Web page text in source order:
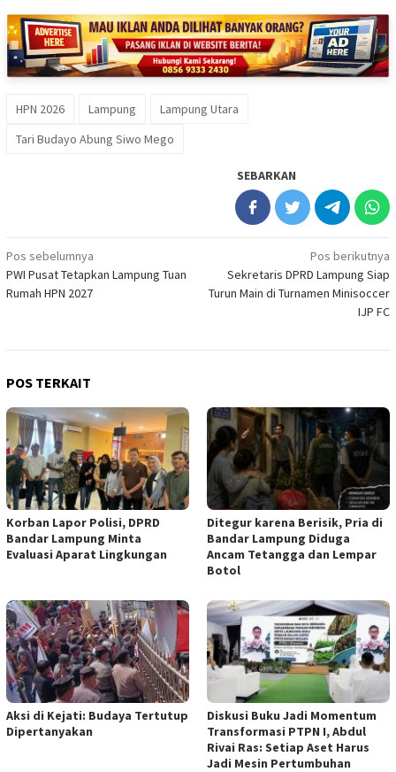
HPN 2026 Lampung
Lampung Utara
Tari Budayo Abung Siwo Mego
SEBARKAN
Navigasi
pos
Pos sebelumnya
PWI Pusat Tetapkan Lampung Tuan
Rumah HPN 2027
Pos berikutnya
Sekretaris DPRD Lampung Siap
Turun Main di Turnamen Minisoccer
IJP FC
POS TERKAIT
Korban Lapor Polisi, DPRD
Bandar Lampung Minta
Evaluasi Aparat Lingkungan
Ditegur karena Berisik, Pria di
Bandar Lampung Diduga
Ancam Tetangga dan Lempar
Botol
Aksi di Kejati: Budaya Tertutup
Dipertanyakan
Diskusi Buku Jadi Momentum
Transformasi PTPN I, Abdul
Rivai Ras: Setiap Aset Harus
Jadi Mesin Pertumbuhan